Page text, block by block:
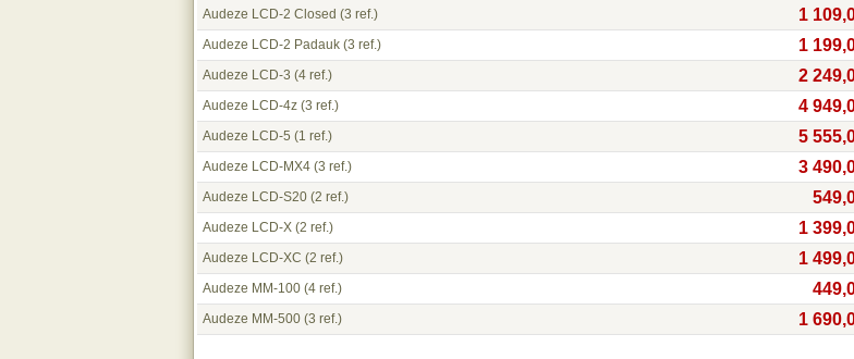
Audeze LCD-2 Closed (3 ref.) 1
Audeze LCD-2 Padauk (3 ref.) 1
Audeze LCD-3 (4 ref.) 2
Audeze LCD-4z (3 ref.) 4
Audeze LCD-5 (1 ref.) 5
Audeze LCD-MX4 (3 ref.) 3
Audeze LCD-S20 (2 ref.)
Audeze LCD-X (2 ref.) 1
Audeze LCD-XC (2 ref.) 1
Audeze MM-100 (4 ref.)
Audeze MM-500 (3 ref.) 1